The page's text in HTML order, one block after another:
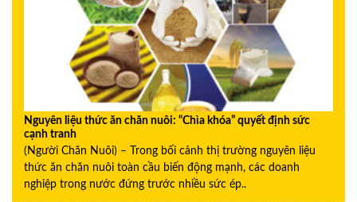
Nguyên liệu thức ăn chăn nuôi: “Chìa khóa” quyết định sức
cạnh tranh
(Người Chăn Nuôi) – Trong bối cảnh thị trường nguyên liệu
thức ăn chăn nuôi toàn cầu biến động mạnh, các doanh
nghiệp trong nước đứng trước nhiều sức ép..